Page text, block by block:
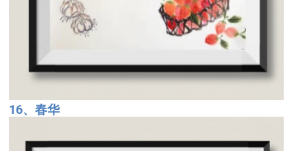
16、春华